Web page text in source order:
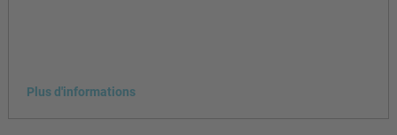
Plus d'informations